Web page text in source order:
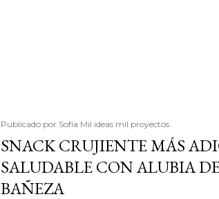
Publicado por Sofía Mil ideas mil proyectos
SNACK CRUJIENTE MÁS
SALUDABLE CON ALUBIA
BAÑEZA